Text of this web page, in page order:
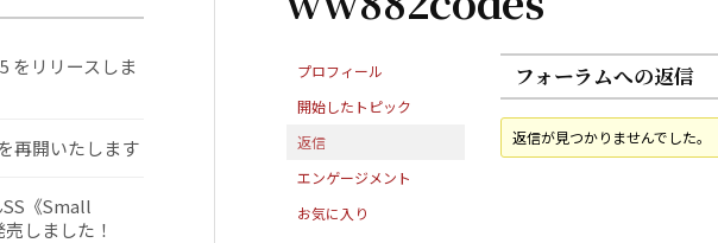
プロフィール
開始したトピック
返信
エンゲージメント
お気に入り
フォーラムへの返信
返信が見つかりませんでした。
をリリースしま
再開いたします
《Small
しました！